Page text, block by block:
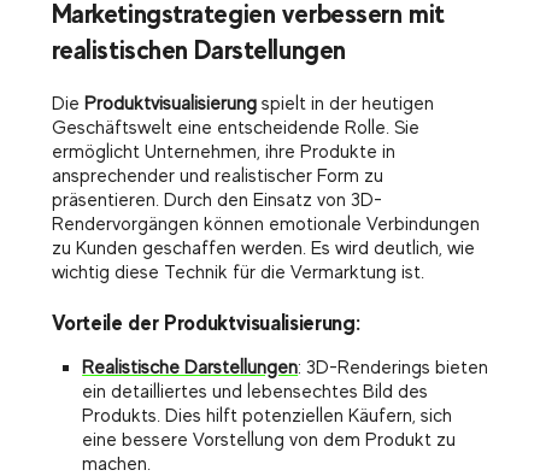
Marketingstrategien verbessern mit
realistischen Darstellungen
Die Produktvisualisierungspielt in der heutigen
Geschäftswelt eine entscheidende Rolle. Sie
ermöglicht Unternehmen, ihre Produkte in
ansprechender und realistischer Form zu
präsentieren. Durch den Einsatz von 3D-
Rendervorgängen können emotionale Verbindungen
zu Kunden geschaffen werden. Es wird deutlich, wie
wichtig diese Technik für die Vermarktung ist.
Vorteile der Produktvisualisierung:
Realistische Darstellungen: 3D-Renderings bieten
ein detailliertes und lebensechtes Bild des
Produkts. Dies hilft potenziellen Käufern, sich
eine bessere Vorstellung von dem Produkt zu
machen.